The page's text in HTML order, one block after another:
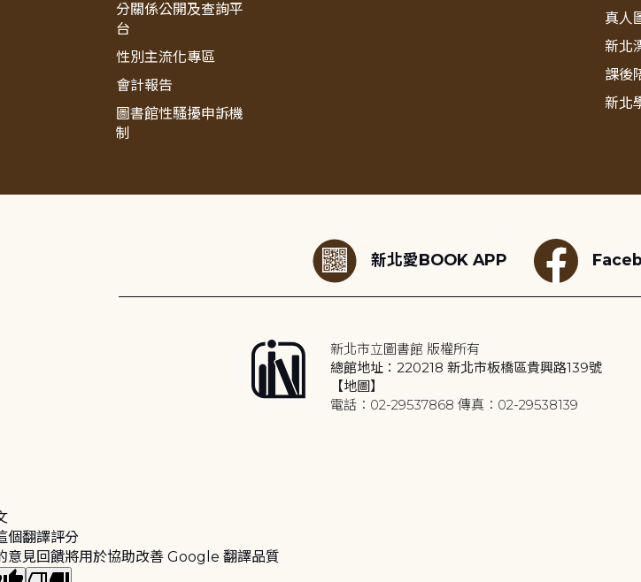
分關係公開及查詢平
台
性別主流化專區
會計報告
圖書館性騷擾申訴機
制
真人
新北
課後
新北
新北愛BOOK APP
新北市立圖書館 版權所有
總館地址：220218 新北市板橋區貴興路139號
【地圖】
電話：02-29537868 傳真：02-29538139
個翻譯評分
意見回饋將用於協助改善 Google 翻譯品質